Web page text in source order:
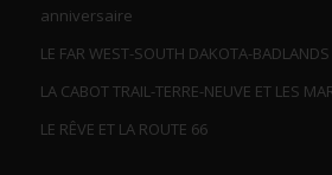
anniversaire
LE FAR WEST-SOUTH DAKOTA-
LA CABOT TRAIL-TERRE-NEUVE ET LES
LE RÊVE ET LA ROUTE 66